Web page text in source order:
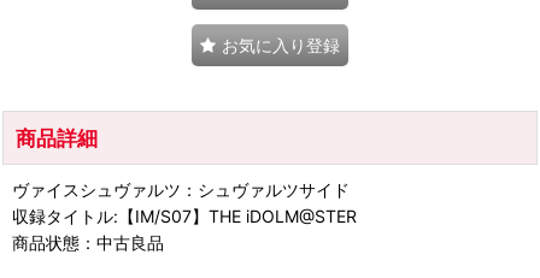
お気に入り登録
商品詳細
ヴァイスシュヴァルツ：シュヴァルツサイド
収録タイトル:【IM/S07】THE iDOLM@STER
商品状態：中古良品